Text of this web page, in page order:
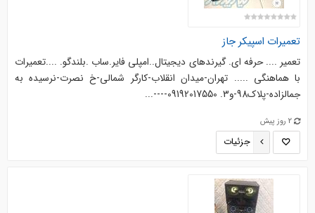
تعمیرات اسپیکر جاز
تعمیر .... حرفه ای. گیرندهای دیجیتال..امپلی فایر.ساب .بلندگو. ....‌‌تعمیرات
با هماهنگی ..... تهران-میدان انقلاب-کارگر شمالی-خ نصرت-نرسیده به
جمالزاده-پلاک98-و3. 09192017550----...
2 روز پیش
جزئیات